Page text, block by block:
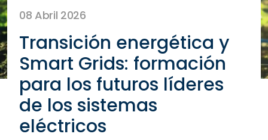
08 Abril 2026
Transición energética y
Smart Grids: formación
para los futuros líderes
de los sistemas
eléctricos